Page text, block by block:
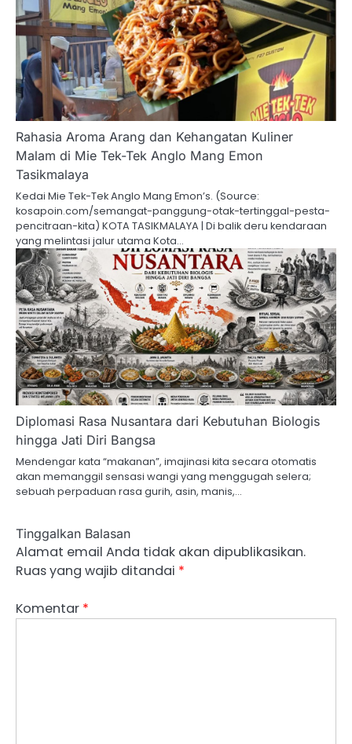
Rahasia Aroma Arang dan Kehangatan Kuliner
Malam di Mie Tek-Tek Anglo Mang Emon
Tasikmalaya
Kedai Mie Tek-Tek Anglo Mang Emon’s. (Source:
kosapoin.com/semangat-panggung-otak-tertinggal-pesta-
pencitraan-kita) KOTA TASIKMALAYA | Di balik deru kendaraan
yang melintasi jalur utama Kota…
Diplomasi Rasa Nusantara dari Kebutuhan Biologis
hingga Jati Diri Bangsa
Mendengar kata “makanan”, imajinasi kita secara otomatis
akan memanggil sensasi wangi yang menggugah selera;
sebuah perpaduan rasa gurih, asin, manis,…
Tinggalkan Balasan
Alamat email Anda tidak akan dipublikasikan.
Ruas yang wajib ditandai *
Komentar *